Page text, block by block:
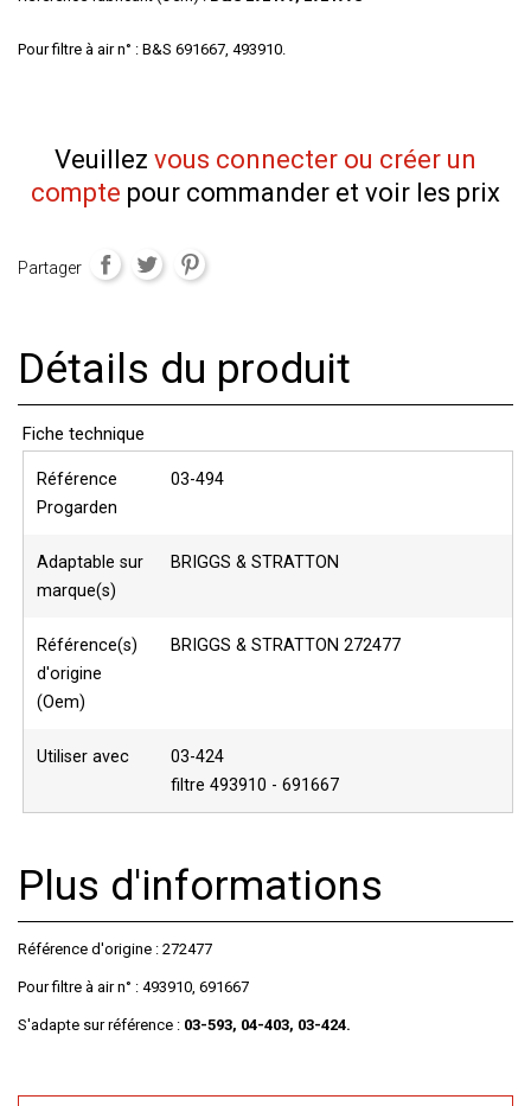
Pour filtre à air n° : B&S 691667, 493910.
Veuillez vous connecter ou créer un
compte pour commander et voir les prix
Partager
Détails du produit
Fiche technique
Référence
Progarden
03-494
Adaptable sur
marque(s)
BRIGGS & STRATTON
Référence(s)
d'origine
(Oem)
BRIGGS & STRATTON 272477
Utiliser avec
03-424
filtre 493910 - 691667
Plus d'informations
Référence d'origine : 272477
Pour filtre à air n° : 493910, 691667
S'adapte sur référence : 03-593, 04-403, 03-424.